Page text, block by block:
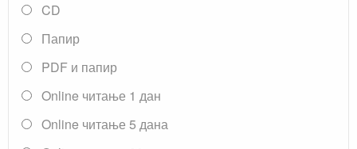
CD
Папир
PDF и папир
Online читање 1 дан
Online читање 5 дана